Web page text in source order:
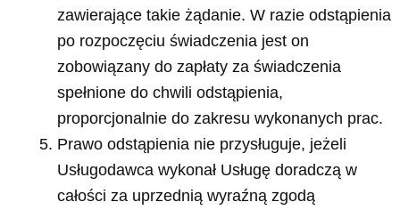
zawierające takie żądanie. W razie odstąpienia
po rozpoczęciu świadczenia jest on
zobowiązany do zapłaty za świadczenia
spełnione do chwili odstąpienia,
proporcjonalnie do zakresu wykonanych prac.
Prawo odstąpienia nie przysługuje, jeżeli
Usługodawca wykonał Usługę doradczą w
całości za uprzednią wyraźną zgodą